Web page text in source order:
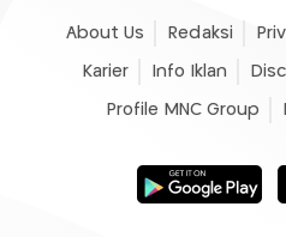
About Us Redaksi
Karier Info Iklan
Profile MNC Group